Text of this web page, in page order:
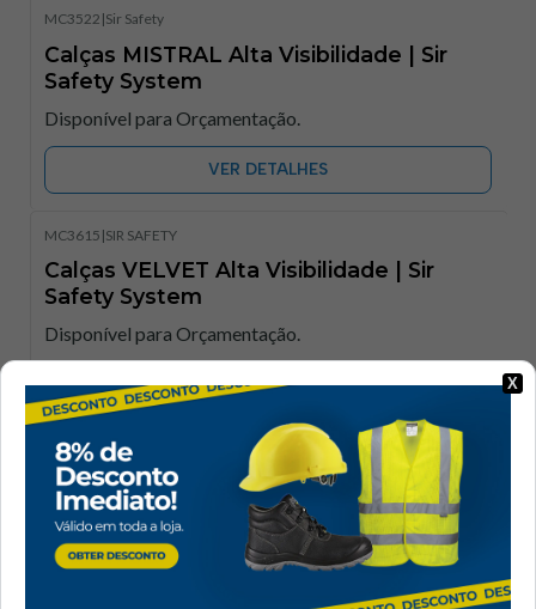
MC3522 |Sir Safety
Calças MISTRAL Alta Visibilidade | Sir
Safety System
Disponível para Orçamentação.
VER DETALHES
MC3615 |SIR SAFETY
Calças VELVET Alta Visibilidade | Sir
Safety System​
Disponível para Orçamentação.
VER DETALHES
MC3612|SIR SAFETY
Calças VELVET COLOR Alta Visibilidade |
Sir Safety System​
Disponível para Orçamentação.
X